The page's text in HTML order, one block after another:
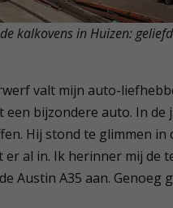
kalkovens in Huizen:
valt mijn auto-
een bijzondere auto. In
Hij stond te glimmen
er al in. Ik herinner mij de
Austin A35 aan. Genoeg